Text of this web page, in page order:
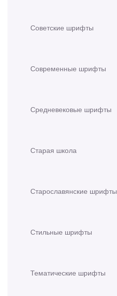
Советские шрифты
Современные шрифты
Средневековые шрифты
Старая школа
Старославянские шрифты
Стильные шрифты
Тематические шрифты